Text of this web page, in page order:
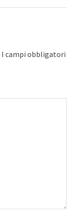
I campi obbligatori